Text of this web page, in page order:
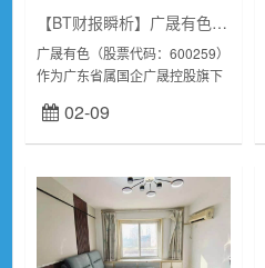
【BT财报瞬析】广晟有色2023三季报：稀土行业旗舰企业的财务表现与市场动态
广晟有色（股票代码：600259）
作为广东省属国企广晟控股旗下
――广东稀土集团的重要组成部
分。公司专注于稀土矿的开采、
02-09